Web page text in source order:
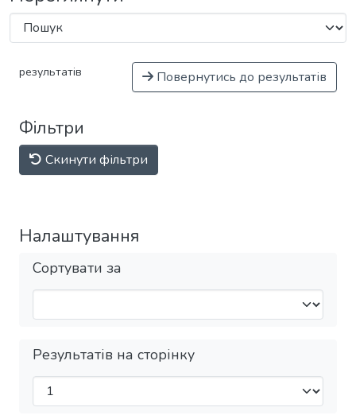
результатів Повернутись до результатів
Фільтри
Скинути фільтри
Налаштування
Сортувати за
Результатів на сторінку